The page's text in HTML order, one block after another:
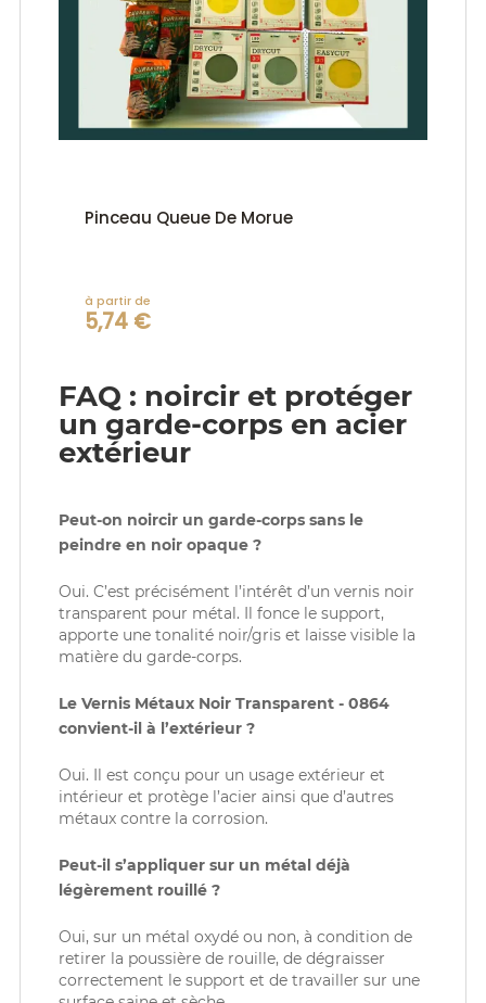
Pinceau Queue De Morue
à partir de
5,74 €
FAQ : noircir et protéger
un garde-corps en acier
extérieur
Peut-on noircir un garde-corps sans le
peindre en noir opaque ?
Oui. C’est précisément l’intérêt d’un vernis noir
transparent pour métal. Il fonce le support,
apporte une tonalité noir/gris et laisse visible la
matière du garde-corps.
Le Vernis Métaux Noir Transparent - 0864
convient-il à l’extérieur ?
Oui. Il est conçu pour un usage extérieur et
intérieur et protège l’acier ainsi que d’autres
métaux contre la corrosion.
Peut-il s’appliquer sur un métal déjà
légèrement rouillé ?
Oui, sur un métal oxydé ou non, à condition de
retirer la poussière de rouille, de dégraisser
correctement le support et de travailler sur une